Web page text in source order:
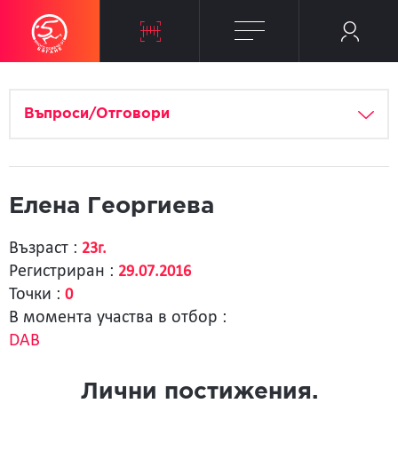
Въпроси/Отговори
Елена Георгиева
Възраст : 23г.
Регистриран : 29.07.2016
Точки : 0
В момента участва в отбор :
DAB
Лични постижения.